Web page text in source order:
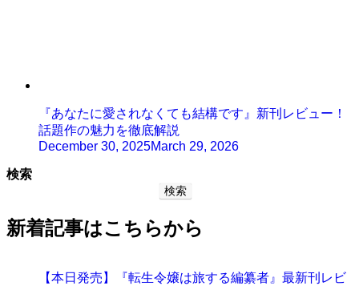
『あなたに愛されなくても結構です』新刊レビュー！
話題作の魅力を徹底解説
December 30, 2025March 29, 2026
検索
検索
新着記事はこちらから
【本日発売】『転生令嬢は旅する編纂者』最新刊レビ